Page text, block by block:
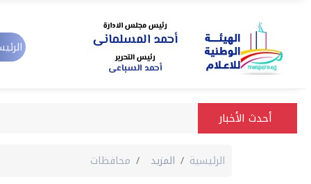
أحدث الأخبار
الرئيسية المزيد محافظات